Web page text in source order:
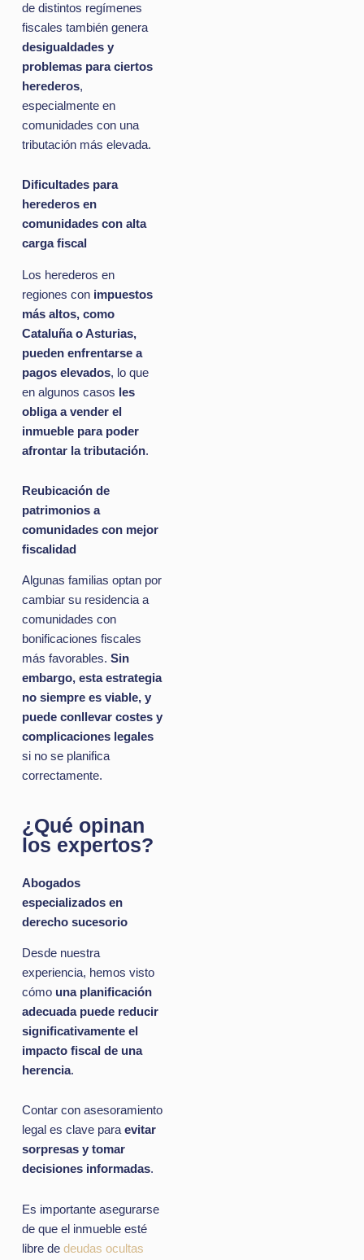
de distintos regímenes
fiscales también genera
desigualdades y
problemas para ciertos
herederos,
especialmente en
comunidades con una
tributación más elevada.
Dificultades para
herederos en
comunidades con alta
carga fiscal
Los herederos en
regiones con impuestos
más altos, como
Cataluña o Asturias,
pueden enfrentarse a
pagos elevados, lo que
en algunos casos les
obliga a vender el
inmueble para poder
afrontar la tributación.
Reubicación de
patrimonios a
comunidades con mejor
fiscalidad
Algunas familias optan por
cambiar su residencia a
comunidades con
bonificaciones fiscales
más favorables. Sin
embargo, esta estrategia
no siempre es viable, y
puede conllevar costes y
complicaciones legales
si no se planifica
correctamente.
¿Qué opinan
los expertos?
Abogados
especializados en
derecho sucesorio
Desde nuestra
experiencia, hemos visto
cómo una planificación
adecuada puede reducir
significativamente el
impacto fiscal de una
herencia.
Contar con asesoramiento
legal es clave paraevitar
sorpresas y tomar
decisiones informadas.
Es importante asegurarse
de que el inmueble esté
libre de deudas ocultas